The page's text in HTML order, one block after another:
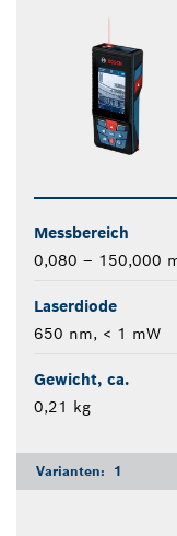
Messbereich
0,080 – 150,000
Laserdiode
650 nm, < 1 mW
Gewicht, ca.
0,21 kg
Varianten: 1